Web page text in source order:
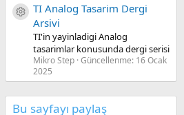
Kaynak ikon/amblem
TI Analog Tasarim Dergi
Arsivi
TI'in yayinladigi Analog
tasarimlar konusunda dergi serisi
Mikro Step Güncellenme: 16 Ocak
2025
Bu sayfayı paylaş